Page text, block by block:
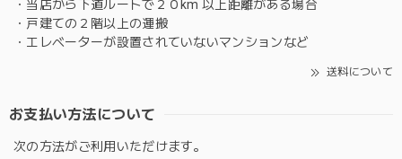
・当店から下道ルートで２０km 以上距離がある場合
・戸建ての２階以上の運搬
・エレベーターが設置されていないマンションなど
送料について
お支払い方法について
次の方法がご利用いただけます。